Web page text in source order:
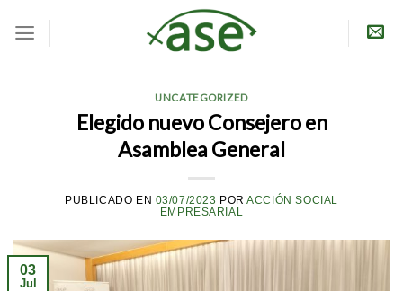
UNCATEGORIZED
Elegido nuevo Consejero en
Asamblea General
PUBLICADO EN 03/07/2023 PORACCIÓN SOCIAL
EMPRESARIAL
03
Jul